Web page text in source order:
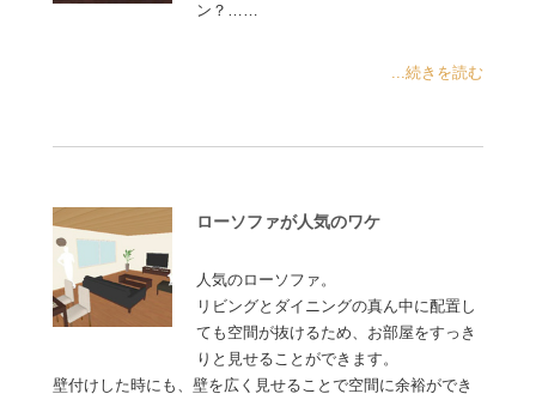
ン？……
...続きを読む
ローソファが人気のワケ
人気のローソファ。
リビングとダイニングの真ん中に配置し
ても空間が抜けるため、お部屋をすっき
りと見せることができます。
壁付けした時にも、壁を広く見せることで空間に余裕ができ